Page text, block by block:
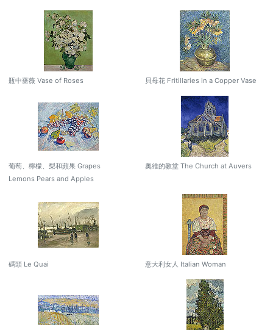
瓶中薔薇 Vase of Roses 貝母花 Fritillaries in a Copper Vase
葡萄、檸檬、梨和蘋果 Grapes
Lemons Pears and Apples
奧維的教堂 The Church at Auvers
碼頭 Le Quai 意大利女人 Italian Woman